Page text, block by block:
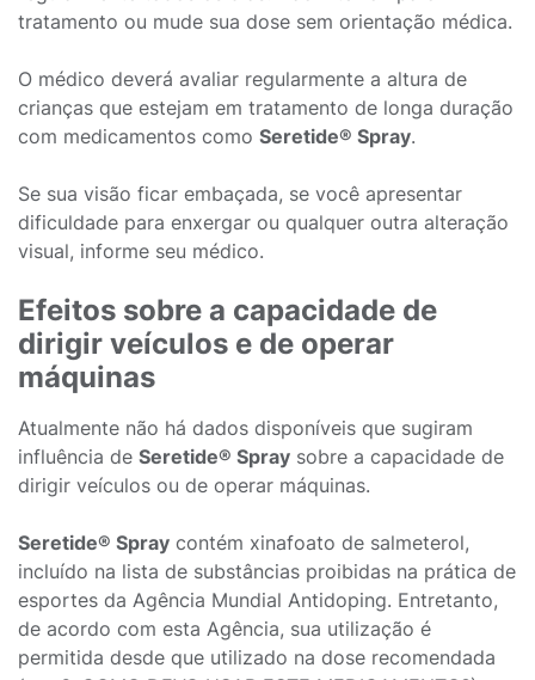
tratamento ou mude sua dose sem orientação médica.
O médico deverá avaliar regularmente a altura de
crianças que estejam em tratamento de longa duração
com medicamentos como Seretide® Spray.
Se sua visão ficar embaçada, se você apresentar
dificuldade para enxergar ou qualquer outra alteração
visual, informe seu médico.
Efeitos sobre a capacidade de
dirigir veículos e de operar
máquinas
Atualmente não há dados disponíveis que sugiram
influência de Seretide® Spray sobre a capacidade de
dirigir veículos ou de operar máquinas.
Seretide® Spray contém xinafoato de salmeterol,
incluído na lista de substâncias proibidas na prática de
esportes da Agência Mundial Antidoping. Entretanto,
de acordo com esta Agência, sua utilização é
permitida desde que utilizado na dose recomendada